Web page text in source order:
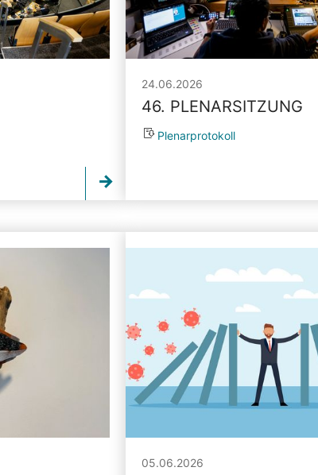
24.06.2026
46. PLENARSITZUNG
Plenarprotokoll
05.06.2026